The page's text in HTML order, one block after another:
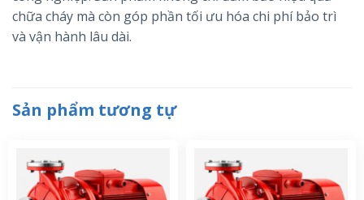
chữa cháy mà còn góp phần tối ưu hóa chi phí bảo trì
và vận hành lâu dài.
Sản phẩm tương tự